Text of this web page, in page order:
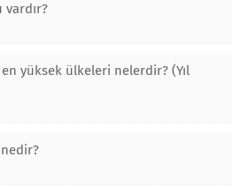
vardır?
yüksek ülkeleri nelerdir? (Yıl